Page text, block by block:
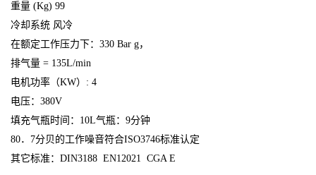
重量 (Kg) 99
冷却系统 风冷
在额定工作压力下：330 Bar g，
排气量 = 135L/min
电机功率（KW）: 4
电压：380V
填充气瓶时间：10L气瓶：9分钟
80．7分贝的工作噪音符合ISO3746标准认定
其它标准：DIN3188 EN12021 CGA E